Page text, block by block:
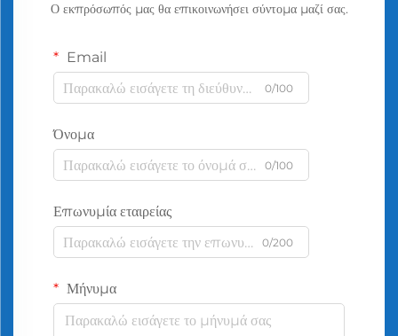
Ο εκπρόσωπός μας θα επικοινωνήσει σύντομα μαζί σας.
Email
0/100
Όνομα
0/100
Επωνυμία εταιρείας
0/200
Μήνυμα